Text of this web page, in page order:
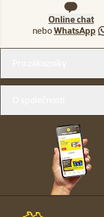
Online chat
neboWhatsApp